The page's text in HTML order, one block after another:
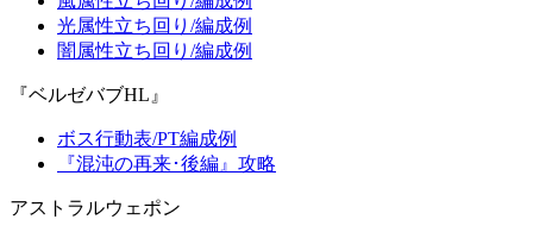
光属性立ち回り/編成例
闇属性立ち回り/編成例
『ベルゼバブHL』
ボス行動表/PT編成例
『混沌の再来･後編』攻略
アストラルウェポン